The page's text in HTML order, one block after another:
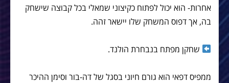
אחרות- הוא יכול לפתוח כקיצוני שמאלי בכל קבוצה שישחק
בה, אך דפוס המשחק שלו יישאר זהה.
שחקן מפתח בנבחרת הולנד.
ממפיס דפאי הוא גורם חיוני בסגל של דה-בור וסימן ההיכר